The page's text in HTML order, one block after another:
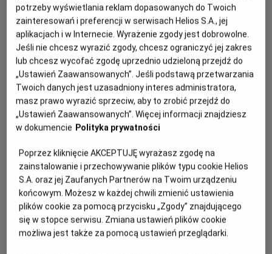
OBSERWUJ
PREMIERA
12 maja 2023
REŻYSERIA
Suzane Raes
OBSADA
Jonathan Janson, Anna Krekeler, Abbie Vandivere
WIĘCEJ SZCZEGÓŁÓW
OPIS FILMU
Bohaterem tego fascynującego dokumentu jest człowiek,
który potrafił stworzyć wszechświat w rogu pokoju i jak
Johannes Vermeer, jeden z największych malarzy w historii.
Zgodnie z obietnicą w tytule, „Blisko mistrza" zdejmuje
słynne dzieła ze ścian, wyjmuje z ram i zabiera do
laboratorium, by ukazać nam w zbliżeniu oszałamiające
detale – na przykład „Dziewczyny z perłą" - i odsłonić
ukryte pod farbą warstwy. Twórcy pozwalają nam tez
potrzeby wyświetlania reklam dopasowanych do Twoich
zainteresowań i preferencji w serwisach Helios S.A., jej
aplikacjach i w Internecie. Wyrażenie zgody jest dobrowolne.
Jeśli nie chcesz wyrazić zgody, chcesz ograniczyć jej zakres
lub chcesz wycofać zgodę uprzednio udzieloną przejdź do
„Ustawień Zaawansowanych”. Jeśli podstawą przetwarzania
Twoich danych jest uzasadniony interes administratora,
masz prawo wyrazić sprzeciw, aby to zrobić przejdź do
„Ustawień Zaawansowanych”. Więcej informacji znajdziesz
w dokumencie Polityka prywatności
Poprzez kliknięcie AKCEPTUJĘ wyrażasz zgodę na
zainstalowanie i przechowywanie plików typu cookie Helios
S.A. oraz jej Zaufanych Partnerów na Twoim urządzeniu
końcowym. Możesz w każdej chwili zmienić ustawienia
plików cookie za pomocą przycisku „Zgody” znajdującego
się w stopce serwisu. Zmiana ustawień plików cookie
możliwa jest także za pomocą ustawień przeglądarki.